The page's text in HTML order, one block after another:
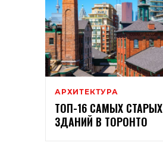
АРХИТЕКТУРА
ТОП-16 САМЫХ СТАРЫХ
ЗДАНИЙ В ТОРОНТО